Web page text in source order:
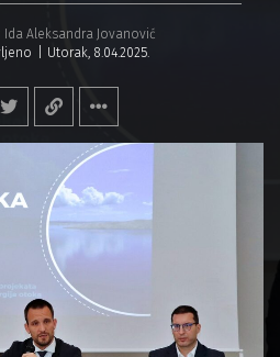
Ida Aleksandra Jovanović
Utorak, 8.04.2025.